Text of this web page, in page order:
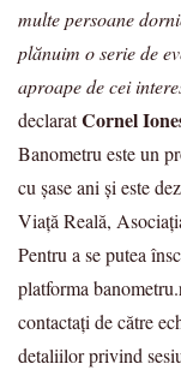
multe persoane
plănuim o serie de
aproape de cei
declaratCornel
Banometru este un
cu șase ani și este
Viaţă Reală,
Pentru a se putea
platforma
contactați de către
detaliilor privind